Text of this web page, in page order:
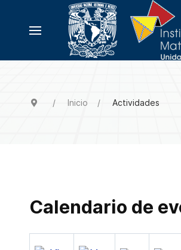
Inicio Actividades
Calendario de